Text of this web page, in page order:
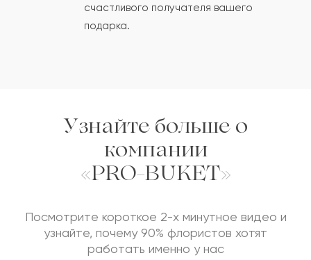
счастливого получателя вашего
подарка.
Узнайте больше о
компании
«PRO-BUKET»
Посмотрите короткое 2-х минутное видео и
узнайте, почему 90% флористов хотят
работать именно у нас